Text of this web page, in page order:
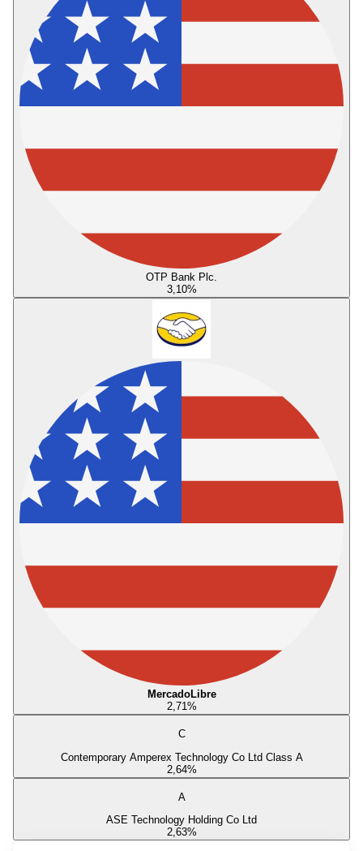
OTP Bank Plc.
3,10%
MercadoLibre
2,71 %
C
Contemporary Amperex Technology Co Ltd Class A
2,64%
A
ASE Technology Holding Co Ltd
2,63%